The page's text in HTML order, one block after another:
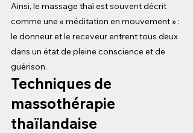
Ainsi, le massage thaï est souvent décrit
comme une « méditation en mouvement » :
le donneur et le receveur entrent tous deux
dans un état de pleine conscience et de
guérison.
Techniques de
massothérapie
thaïlandaise